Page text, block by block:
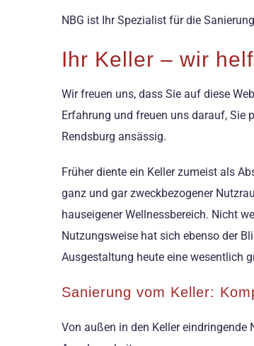
NBG ist Ihr Spezialist für die
Ihr Keller – wir
Wir freuen uns, dass Sie auf diese
Erfahrung und freuen uns darauf, Sie
Rendsburg ansässig.
Früher diente ein Keller zumeist als
ganz und gar zweckbezogener
hauseigener Wellnessbereich. Nicht
Nutzungsweise hat sich ebenso der
Ausgestaltung heute eine wesentlich
Sanierung vom Keller:
Von außen in den Keller